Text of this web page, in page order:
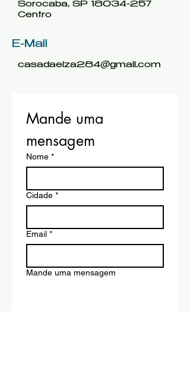
Sorocaba, SP 18034-257
Centro
E-Mail
casadaelza284@gmail.com
Mande uma
mensagem
Nome *
Cidade *
Email *
Mande uma mensagem